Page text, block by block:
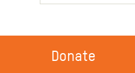
Donate